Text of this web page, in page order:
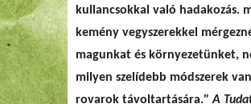
kullancsokkal való hadakozás.
kemény vegyszerekkel
magunkat és környezetünket,
milyen szelídebb módszerek
rovarok távoltartására."A